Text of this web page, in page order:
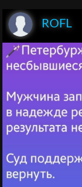
ROFL